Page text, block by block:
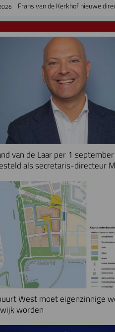
Frans van de Kerkhof nieuwe
van de Laar per 1 september
als secretaris-directeur
West moet eigenzinnige
worden